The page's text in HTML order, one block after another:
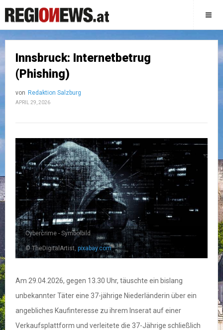
Innsbruck: Internetbetrug
(Phishing)
von Redaktion Salzburg
APRIL 29, 2026
Cybercrime - Symbolbild
© TheDigitalArtist, pixabay.com
Am 29.04.2026, gegen 13.30 Uhr, täuschte ein bislang
unbekannter Täter eine 37-jährige Niederländerin über ein
angebliches Kaufinteresse zu ihrem Inserat auf einer
Verkaufsplattform und verleitete die 37-Jährige schließlich